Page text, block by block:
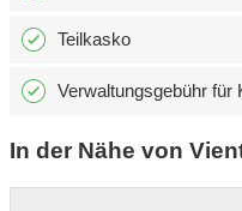
Teilkasko
Verwaltungsgebühr für
In der Nähe von